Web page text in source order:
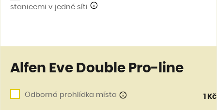
stanicemi v jedné síti
Alfen Eve Double Pro-line
Odborná prohlídka místa 1 Kč